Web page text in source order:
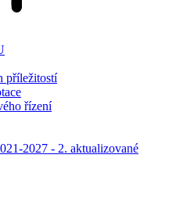
příležitostí
řízení
2027 - 2. aktualizované